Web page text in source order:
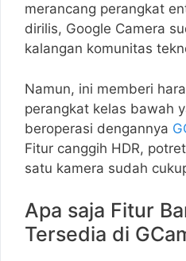
merancang perangkat
dirilis, Google Camera
kalangan komunitas
Namun, ini memberi
perangkat kelas bawah
beroperasi dengannya
Fitur canggih HDR,
satu kamera sudah
Apa saja Fitur
Tersedia di